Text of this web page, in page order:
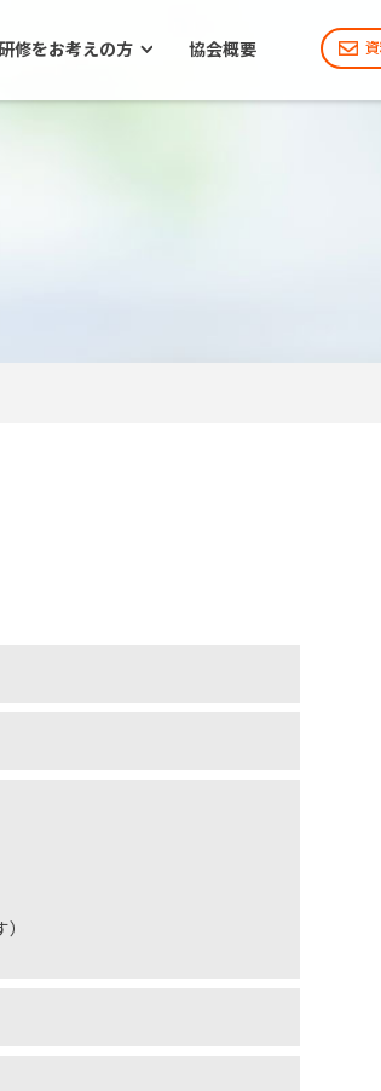
修をお考えの方 協会概要